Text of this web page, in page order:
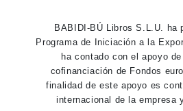
BABIDI-BÚ Libros S.L.U. ha
Programa de Iniciación a la
ha contado con el apoyo
cofinanciación de Fondos
finalidad de este apoyo es
internacional de la empresa